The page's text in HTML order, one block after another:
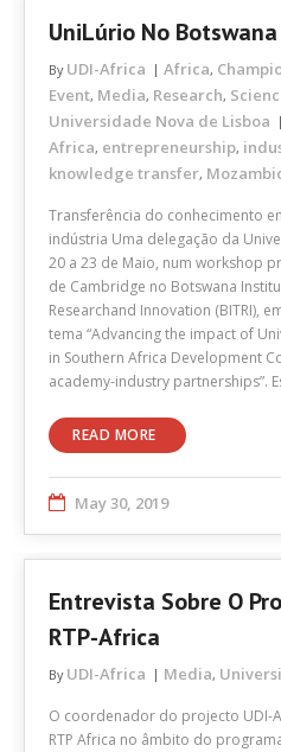
UniLúrio No Botswana
By UDI-Africa Africa,
Event, Media, Research,
Universidade Nova de Lisboa
Africa, entrepreneurship,
knowledge transfer,
Transferência do conhecimento
indústria Uma delegação da
20 a 23 de Maio, num workshop
de Cambridge no Botswana
Researchand Innovation (BITRI),
tema “Advancing the impact of
in Southern Africa Development
academy-industry partnerships”.
READ MORE
May 30, 2019
Entrevista Sobre O
RTP-Africa
By UDI-Africa Media,
O coordenador do projecto UDI-
RTP Africa no âmbito do